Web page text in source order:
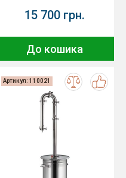
15 700 грн.
До кошика
Артикул: 110021